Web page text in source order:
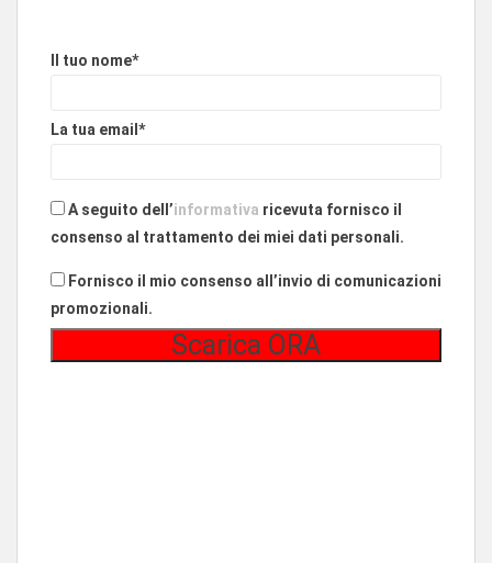
Il tuo nome*
La tua email*
A seguito dell’informativa ricevuta fornisco il
consenso al trattamento dei miei dati personali.
Fornisco il mio consenso all’invio di comunicazioni
promozionali.